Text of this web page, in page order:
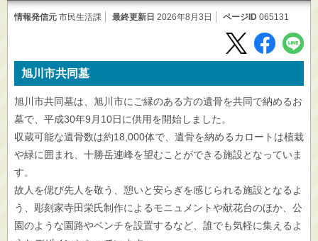
事業者向け
市政情報
×
情報発信元 市民生活課 最終更新日 2026年8月3日 ページID 065131
旭川市共同墓
旭川市共同墓は、旭川市にご縁のある方の遺骨を共同で納めるお
墓で、平成30年9月10日に供用を開始しました。
収蔵可能な遺骨数は約18,000体で、遺骨を納めるカロートは植栽
や緑に囲まれ、十勝岳連峰を望むことができる施設となっていま
す。
故人を偲び先人を敬う、憩いと安らぎを感じられる施設となるよ
う、彫刻家寺田栄氏制作によるモニュメントや献花台のほか、公
園のような園路やベンチを設置するなど、誰でも気軽に集えるよ